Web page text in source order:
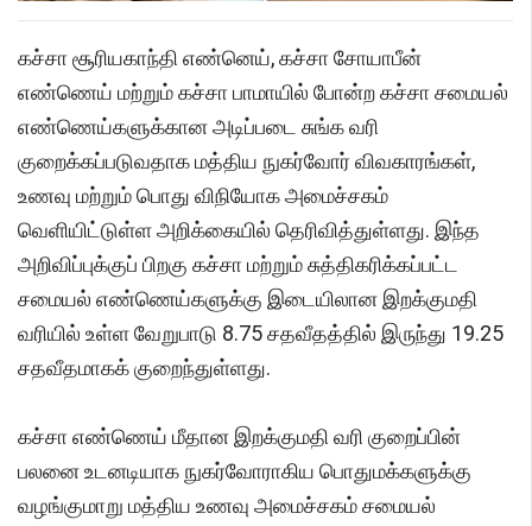
கச்சா சூரியகாந்தி எண்னெய், கச்சா சோயாபீன்
எண்ணெய் மற்றும் கச்சா பாமாயில் போன்ற கச்சா சமையல்
எண்ணெய்களுக்கான அடிப்படை சுங்க வரி
குறைக்கப்படுவதாக மத்திய நுகர்வோர் விவகாரங்கள்,
உணவு மற்றும் பொது விநியோக அமைச்சகம்
வெளியிட்டுள்ள அறிக்கையில் தெரிவித்துள்ளது. இந்த
அறிவிப்புக்குப் பிறகு கச்சா மற்றும் சுத்திகரிக்கப்பட்ட
சமையல் எண்ணெய்களுக்கு இடையிலான இறக்குமதி
வரியில் உள்ள வேறுபாடு 8.75 சதவீதத்தில் இருந்து 19.25
சதவீதமாகக் குறைந்துள்ளது.
கச்சா எண்ணெய் மீதான இறக்குமதி வரி குறைப்பின்
பலனை உடனடியாக நுகர்வோராகிய பொதுமக்களுக்கு
வழங்குமாறு மத்திய உணவு அமைச்சகம் சமையல்